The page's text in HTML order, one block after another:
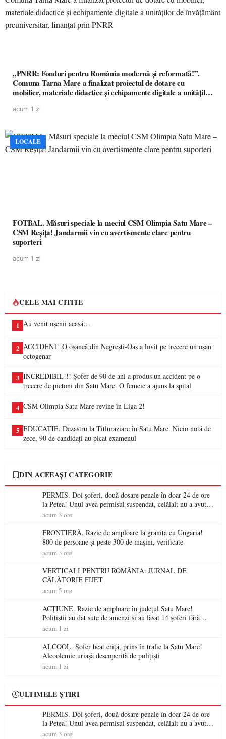
„PNRR: Fonduri pentru România modernă și reformată!”.
Comuna Tarna Mare a finalizat proiectul de dotare cu
mobilier, materiale didactice și echipamente digitale a unităților
acum 1 zi
LOCALE
FOTBAL. Măsuri speciale la meciul CSM Olimpia Satu Mare –
CSM Reșița! Jandarmii vin cu avertismente clare pentru
suporteri
acum 1 zi
CELE MAI CITITE
1 Au venit oșenii acasă…
2 ACCIDENT. O oșancă din Negrești-Oaș a lovit pe trecere un oșan
octogenar
3 INCREDIBIL!!! Șofer de 90 de ani a produs un accident pe o
trecere de pietoni din Satu Mare. O femeie a ajuns la spital
4 CSM Olimpia Satu Mare revine în Liga 2!
5 EDUCAȚIE. Dezastru la Titluraziare în Satu Mare. Nicio notă de
zece, 90 de candidați au picat examenul
DIN ACEEAȘI CATEGORIE
PERMIS. Doi șoferi, două dosare penale în doar 24 de ore
la Petea! Unul avea permisul suspendat, celălalt nu a avut
niciodată permis
acum 3 ore
FRONTIERĂ. Razie de amploare la granița cu Ungaria!
800 de persoane și peste 300 de mașini, verificate
acum 3 ore
VERTICALI PENTRU ROMÂNIA: JURNAL DE
CĂLĂTORIE FIJET
acum 5 ore
ACȚIUNE. Razie de amploare în județul Satu Mare!
Polițiștii au dat sute de amenzi și au lăsat 14 șoferi fără
permis într-o singură zi
acum 1 zi
ALCOOL. Șofer beat criță, prins în trafic la Satu Mare!
Alcoolemie uriașă descoperită de polițiști
acum 1 zi
ULTIMELE ȘTIRI
PERMIS. Doi șoferi, două dosare penale în doar 24 de ore
la Petea! Unul avea permisul suspendat, celălalt nu a avut
niciodată permis
acum 3 ore